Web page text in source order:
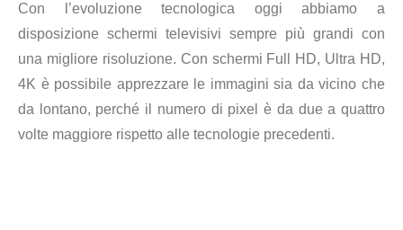
Con l’evoluzione tecnologica oggi abbiamo a
disposizione schermi televisivi sempre più grandi con
una migliore risoluzione. Con schermi Full HD, Ultra HD,
4K è possibile apprezzare le immagini sia da vicino che
da lontano, perché il numero di pixel è da due a quattro
volte maggiore rispetto alle tecnologie precedenti.